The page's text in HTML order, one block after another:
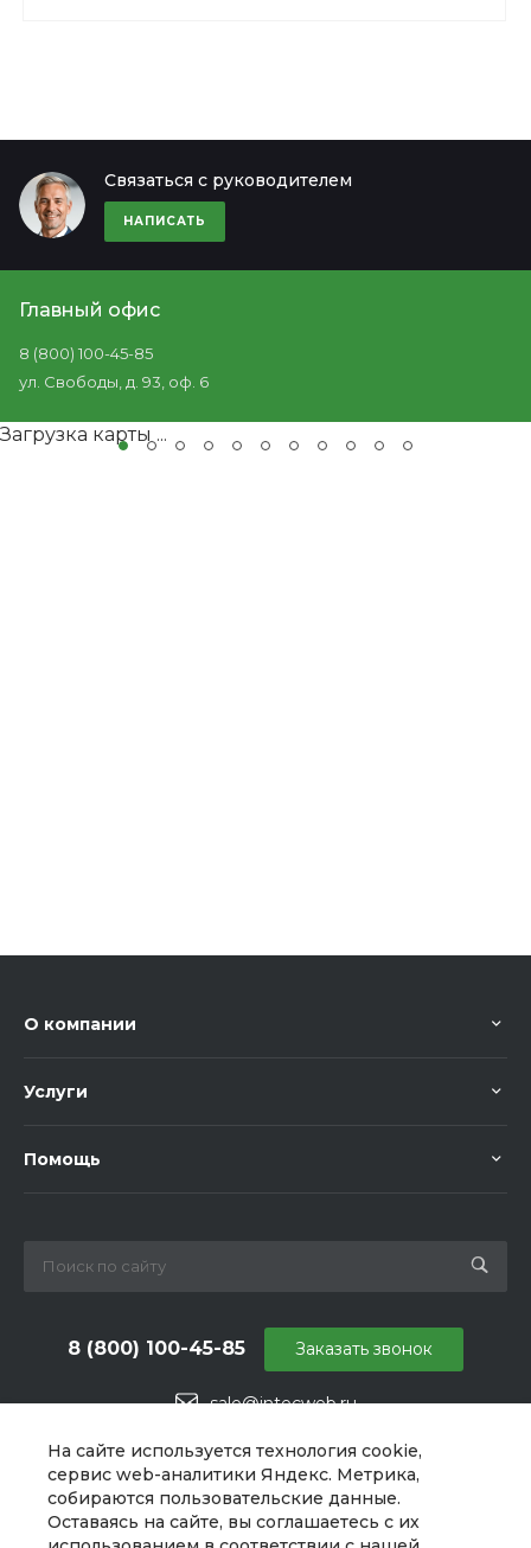
На сайте используется технология cookie,
сервис web-аналитики Яндекс. Метрика,
собираются пользовательские данные.
Оставаясь на сайте, вы соглашаетесь с их
Связаться с руководителем
НАПИСАТЬ
Главный офис
8 (800) 100-45-85
ул. Свободы, д. 93, оф. 6
Загрузка карты ...
О компании
Услуги
Помощь
sale@intecweb.ru
8 (800) 100-45-85
г. Москва, ул. Даниловский Вал, 1
Заказать звонок